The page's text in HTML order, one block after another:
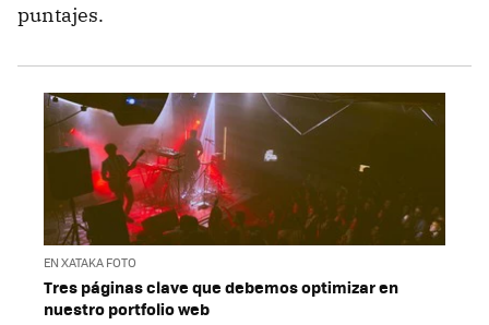
puntajes.
EN XATAKA FOTO
Tres páginas clave que debemos optimizar en
nuestro portfolio web